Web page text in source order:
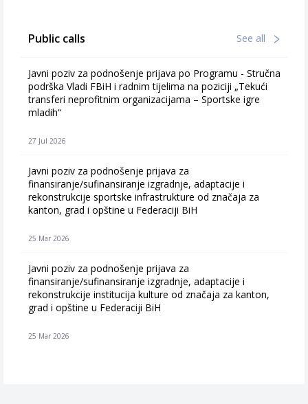
Public calls See all
Javni poziv za podnošenje prijava po Programu - Stručna
podrška Vladi FBiH i radnim tijelima na poziciji „Tekući
transferi neprofitnim organizacijama – Sportske igre
mladih“
27 Jul 2026
Javni poziv za podnošenje prijava za
finansiranje/sufinansiranje izgradnje, adaptacije i
rekonstrukcije sportske infrastrukture od značaja za
kanton, grad i opštine u Federaciji BiH
25 Mar 2026
Javni poziv za podnošenje prijava za
finansiranje/sufinansiranje izgradnje, adaptacije i
rekonstrukcije institucija kulture od značaja za kanton,
grad i opštine u Federaciji BiH
25 Mar 2026